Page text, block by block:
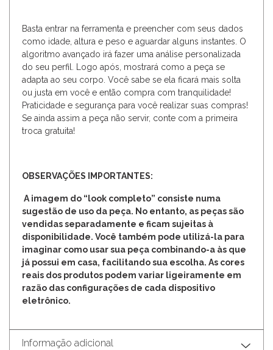
Basta entrar na ferramenta e preencher com seus dados
como idade, altura e peso e aguardar alguns instantes. O
algoritmo avançado irá fazer uma análise personalizada
do seu perfil. Logo após, mostrará como a peça se
adapta ao seu corpo. Você sabe se ela ficará mais solta
ou justa em você e então compra com tranquilidade!
Praticidade e segurança para você realizar suas compras!
Se ainda assim a peça não servir, conte com a primeira
troca gratuita!
OBSERVAÇÕES IMPORTANTES:
A imagem do “look completo” consiste numa
sugestão de uso da peça. No entanto, as peças são
vendidas separadamente e ficam sujeitas à
disponibilidade. Você também pode utilizá-la para
imaginar como usar sua peça combinando-a às que
já possui em casa, facilitando sua escolha. As cores
reais dos produtos podem variar ligeiramente em
razão das configurações de cada dispositivo
eletrônico.
Informação adicional